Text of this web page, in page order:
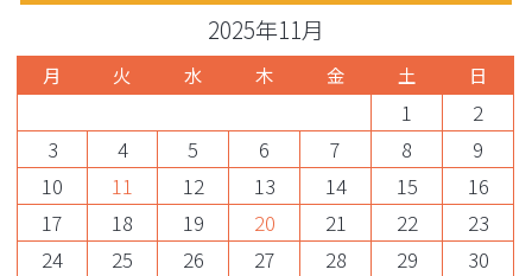
2025年11月
月 火 水 木 金 土 日
1
2
3
4 5 6 7 8
9
10
11 12 13 14 15
16
17
18 19 20 21 22
23
24
25 26 27 28 29 30